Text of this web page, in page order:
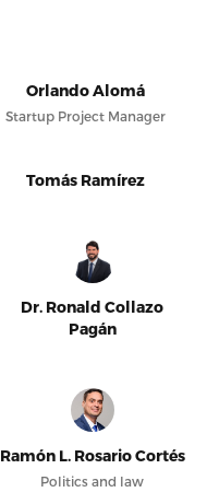
Orlando Alomá
Startup Project Manager
Tomás Ramírez
Dr. Ronald Collazo
Pagán
Ramón L. Rosario Cortés
Politics and law